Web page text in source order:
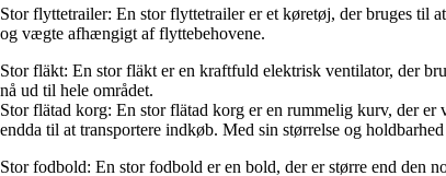
Stor flyttetrailer: En stor flyttetrailer er et køretøj, der bruges til
og vægte afhængigt af flyttebehovene.
Stor fläkt: En stor fläkt er en kraftfuld elektrisk ventilator, der
nå ud til hele området.
Stor flätad korg: En stor flätad korg er en rummelig kurv, der
endda til at transportere indkøb. Med sin størrelse og
Stor fodbold: En stor fodbold er en bold, der er større end den